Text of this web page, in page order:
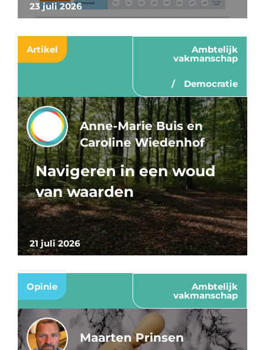
23 juli 2026
Artikel Ambtelijk
vakmanschap
Democratie
21 juli 2026
Anne-Marie Buis en
Caroline Wiedenhof
Navigeren in een woud
van waarden
Opinie Ambtelijk
vakmanschap
Maarten Prinsen